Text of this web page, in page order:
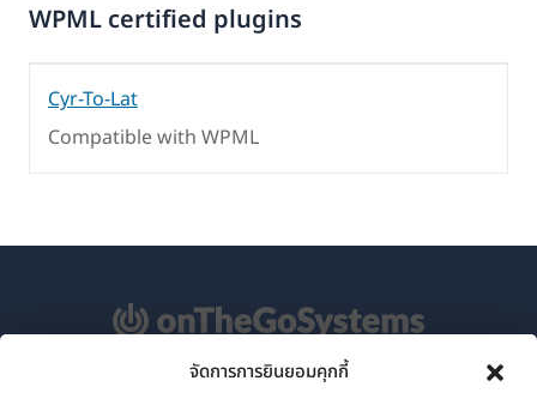
จัดการการยินยอมคุกกี้
WPML certified plugins
Cyr-To-Lat
Compatible with WPML